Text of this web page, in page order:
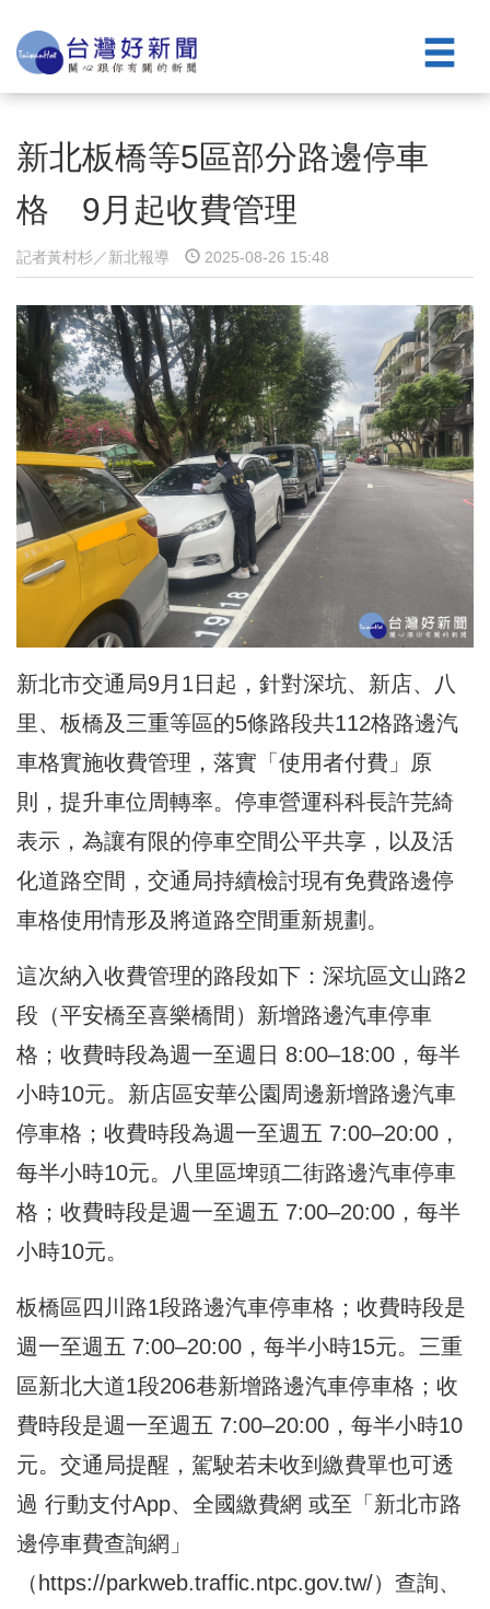
新北板橋等5區部分路邊停車
格 9月起收費管理
記者黃村杉／新北報導 2025-08-26 15:48
新北市交通局9月1日起，針對深坑、新店、八
里、板橋及三重等區的5條路段共112格路邊汽
車格實施收費管理，落實「使用者付費」原
則，提升車位周轉率。停車營運科科長許芫綺
表示，為讓有限的停車空間公平共享，以及活
化道路空間，交通局持續檢討現有免費路邊停
車格使用情形及將道路空間重新規劃。
這次納入收費管理的路段如下：深坑區文山路2
段（平安橋至喜樂橋間）新增路邊汽車停車
格；收費時段為週一至週日 8:00–18:00，每半
小時10元。新店區安華公園周邊新增路邊汽車
停車格；收費時段為週一至週五 7:00–20:00，
每半小時10元。八里區埤頭二街路邊汽車停車
格；收費時段是週一至週五 7:00–20:00，每半
小時10元。
板橋區四川路1段路邊汽車停車格；收費時段是
週一至週五 7:00–20:00，每半小時15元。三重
區新北大道1段206巷新增路邊汽車停車格；收
費時段是週一至週五 7:00–20:00，每半小時10
元。交通局提醒，駕駛若未收到繳費單也可透
過 行動支付App、全國繳費網 或至「新北市路
邊停車費查詢網」
（ https://parkweb.traffic.ntpc.gov.tw/）查詢、